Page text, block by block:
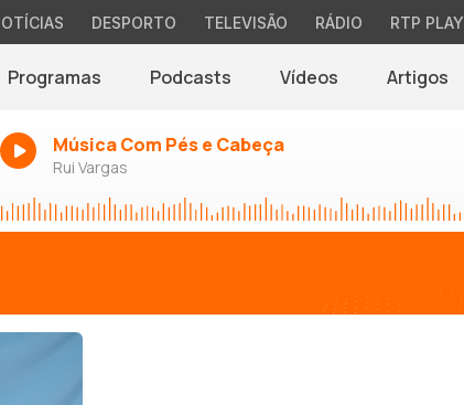
DESPORTO TELEVISÃO RÁDIO RTP PLAY
Programas Podcasts Vídeos Artigos
Música Com Pés e Cabeça
Rui Vargas